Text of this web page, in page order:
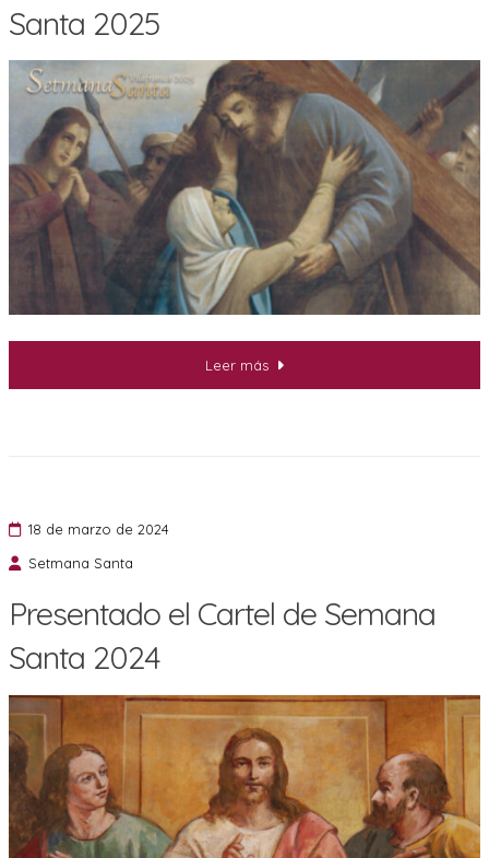
Santa 2025
Leer más
18 de marzo de 2024
Setmana Santa
Presentado el Cartel de Semana
Santa 2024